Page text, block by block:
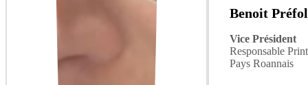
Benoit Préfol
Vice Président
Responsable
Pays Roannais